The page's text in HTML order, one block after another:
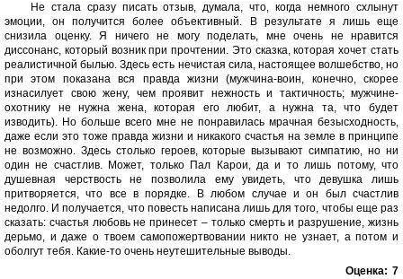
Не стала сразу писать отзыв, думала, что, когда немного схлынут
эмоции, он получится более объективный. В результате я лишь еще
снизила оценку. Я ничего не могу поделать, мне очень не нравится
диссонанс, который возник при прочтении. Это сказка, которая хочет стать
реалистичной былью. Здесь есть нечистая сила, настоящее волшебство, но
при этом показана вся правда жизни (мужчина-воин, конечно, скорее
изнасилует свою жену, чем проявит нежность и тактичность; мужчине-
охотнику не нужна жена, которая его любит, а нужна та, что будет
изводить). Но больше всего мне не понравилась мрачная безысходность,
даже если это тоже правда жизни и никакого счастья на земле в принципе
не возможно. Здесь столько героев, которые вызывают симпатию, но ни
один не счастлив. Может, только Пал Карои, да и то лишь потому, что
душевная черствость не позволила ему увидеть, что девушка лишь
притворяется, что все в порядке. В любом случае и он был счастлив
недолго. И получается, что повесть написана лишь для того, чтобы еще раз
сказать: счастья любовь не принесет – только смерть и разрушение, жизнь
дерьмо, и даже о твоем самопожертвовании никто не узнает, а потом и
оболгут тебя. Какие-то очень неутешительные выводы.
Оценка: 7